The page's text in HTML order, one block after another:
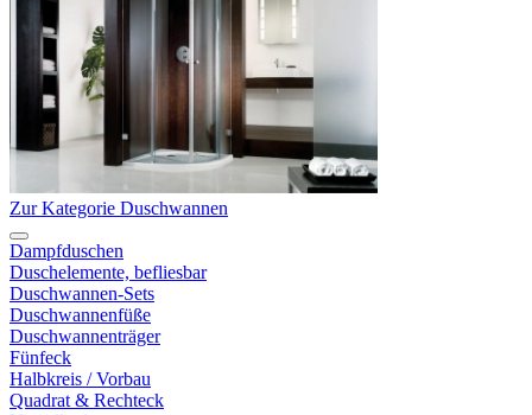
Zur Kategorie Duschwannen
Dampfduschen
Duschelemente, befliesbar
Duschwannen-Sets
Duschwannenfüße
Duschwannenträger
Fünfeck
Halbkreis / Vorbau
Quadrat & Rechteck